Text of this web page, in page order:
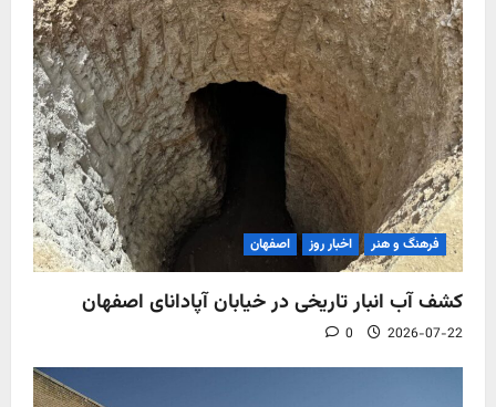
فرهنگ و هنر اخبار روز اصفهان
کشف آب‌ انبار تاریخی در خیابان آپادانای اصفهان
2026-07-22
0